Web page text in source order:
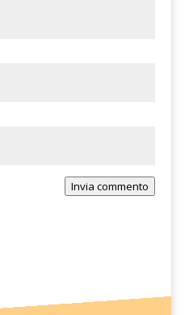
Invia commento